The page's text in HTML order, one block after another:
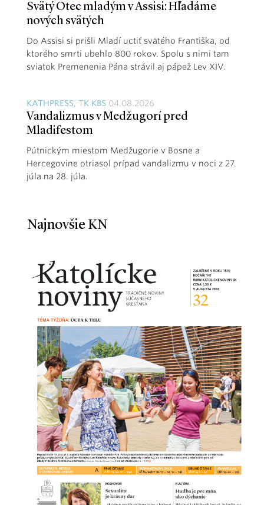
Svätý Otec mladým v Assisi: Hľadáme
nových svätých
Do Assisi si prišli Mladí uctiť svätého Františka, od
ktorého smrti ubehlo 800 rokov. Spolu s nimi tam
sviatok Premenenia Pána strávil aj pápež Lev XIV.
KATHPRESS, TK KBS 04.08.2026
Vandalizmus v Medžugorí pred
Mladifestom
Pútnickým miestom Medžugorie v Bosne a
Hercegovine otriasol prípad vandalizmu v noci z 27.
júla na 28. júla.
Najnovšie KN